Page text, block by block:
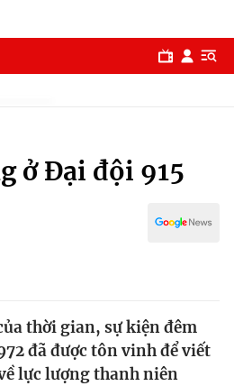
ở Đại đội 915
thời gian, sự kiện đêm
đã được tôn vinh để viết
lực lượng thanh niên